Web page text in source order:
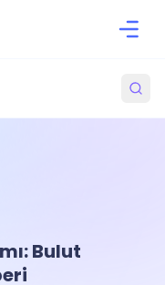
Bulut